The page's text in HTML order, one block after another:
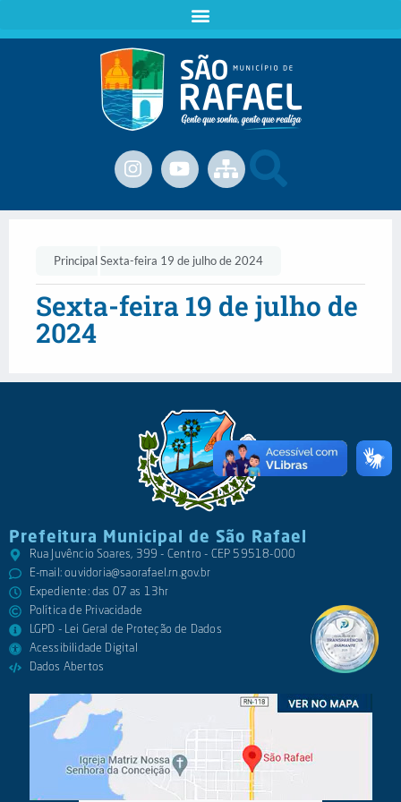
PrincipalSexta-feira 19 de julho de 2024
Sexta-feira 19 de julho de
2024
Prefeitura Municipal de São Rafael
Rua Juvêncio Soares, 399 - Centro - CEP 59518-000
E-mail:ouvidoria@saorafael.rn.gov.br
Expediente: das 07 as 13hr
Política de Privacidade
LGPD - Lei Geral de Proteção de Dados
Acessibilidade Digital
Dados Abertos